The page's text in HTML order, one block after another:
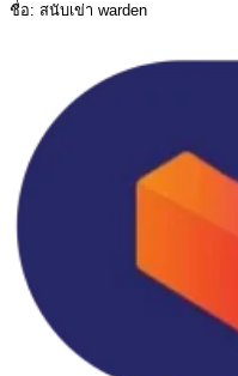
ชื่อ: สนับเข่า warden